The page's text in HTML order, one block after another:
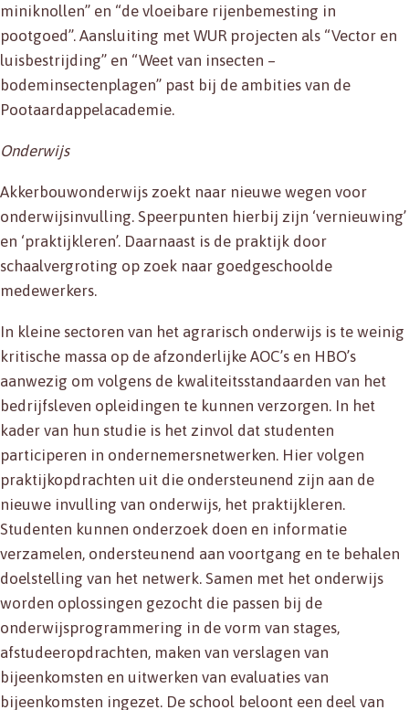
miniknollen” en “de vloeibare rijenbemesting in
pootgoed”. Aansluiting met WUR projecten als “Vector en
luisbestrijding” en “Weet van insecten –
bodeminsectenplagen” past bij de ambities van de
Pootaardappelacademie.
Onderwijs
Akkerbouwonderwijs zoekt naar nieuwe wegen voor
onderwijsinvulling. Speerpunten hierbij zijn ‘vernieuwing’
en ‘praktijkleren’. Daarnaast is de praktijk door
schaalvergroting op zoek naar goedgeschoolde
medewerkers.
In kleine sectoren van het agrarisch onderwijs is te weinig
kritische massa op de afzonderlijke AOC’s en HBO’s
aanwezig om volgens de kwaliteitsstandaarden van het
bedrijfsleven opleidingen te kunnen verzorgen. In het
kader van hun studie is het zinvol dat studenten
participeren in ondernemersnetwerken. Hier volgen
praktijkopdrachten uit die ondersteunend zijn aan de
nieuwe invulling van onderwijs, het praktijkleren.
Studenten kunnen onderzoek doen en informatie
verzamelen, ondersteunend aan voortgang en te behalen
doelstelling van het netwerk. Samen met het onderwijs
worden oplossingen gezocht die passen bij de
onderwijsprogrammering in de vorm van stages,
afstudeeropdrachten, maken van verslagen van
bijeenkomsten en uitwerken van evaluaties van
bijeenkomsten ingezet. De school beloont een deel van